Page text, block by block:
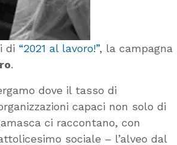
di “2021 al lavoro!”, la campagna
.
dove il tasso di
capaci non solo di
ci raccontano, con
sociale – l’alveo dal